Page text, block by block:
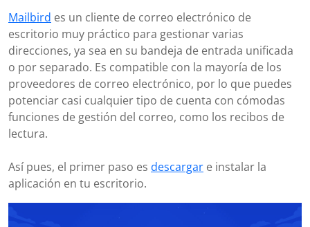
Mailbird es un cliente de correo electrónico de
escritorio muy práctico para gestionar varias
direcciones, ya sea en su bandeja de entrada unificada
o por separado. Es compatible con la mayoría de los
proveedores de correo electrónico, por lo que puedes
potenciar casi cualquier tipo de cuenta con cómodas
funciones de gestión del correo, como los recibos de
lectura.
Así pues, el primer paso es descargar e instalar la
aplicación en tu escritorio.